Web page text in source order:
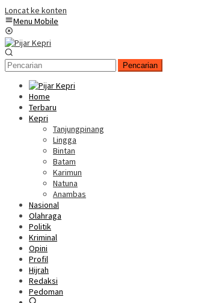
Loncat ke konten
Menu Mobile
Pencarian
Home
Terbaru
Kepri
Tanjungpinang
Lingga
Bintan
Batam
Karimun
Natuna
Anambas
Nasional
Olahraga
Politik
Kriminal
Opini
Profil
Hijrah
Redaksi
Pedoman